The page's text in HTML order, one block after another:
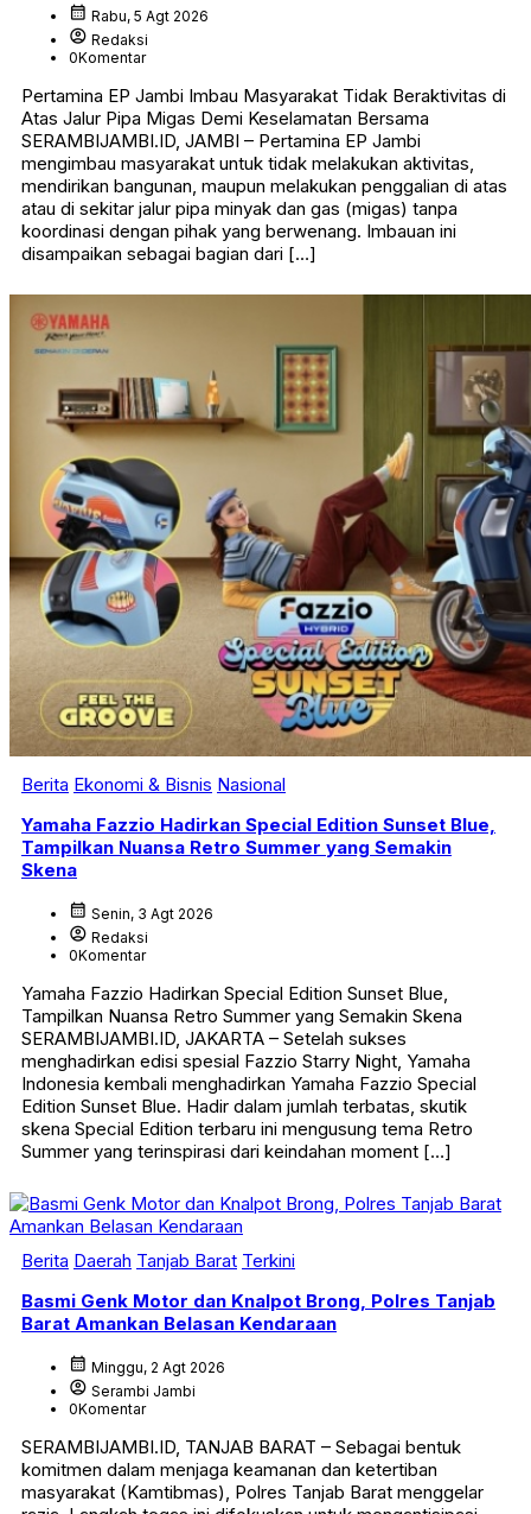
calendar_month Rabu, 5 Agt 2026
account_circle Redaksi
0Komentar
Pertamina EP Jambi Imbau Masyarakat Tidak Beraktivitas di
Atas Jalur Pipa Migas Demi Keselamatan Bersama
SERAMBIJAMBI.ID, JAMBI – Pertamina EP Jambi
mengimbau masyarakat untuk tidak melakukan aktivitas,
mendirikan bangunan, maupun melakukan penggalian di atas
atau di sekitar jalur pipa minyak dan gas (migas) tanpa
koordinasi dengan pihak yang berwenang. Imbauan ini
disampaikan sebagai bagian dari […]
Berita Ekonomi & Bisnis Nasional
Yamaha Fazzio Hadirkan Special Edition Sunset Blue,
Tampilkan Nuansa Retro Summer yang Semakin
Skena
calendar_month Senin, 3 Agt 2026
account_circle Redaksi
0Komentar
Yamaha Fazzio Hadirkan Special Edition Sunset Blue,
Tampilkan Nuansa Retro Summer yang Semakin Skena
SERAMBIJAMBI.ID, JAKARTA – Setelah sukses
menghadirkan edisi spesial Fazzio Starry Night, Yamaha
Indonesia kembali menghadirkan Yamaha Fazzio Special
Edition Sunset Blue. Hadir dalam jumlah terbatas, skutik
skena Special Edition terbaru ini mengusung tema Retro
Summer yang terinspirasi dari keindahan moment […]
Berita Daerah Tanjab Barat Terkini
Basmi Genk Motor dan Knalpot Brong, Polres Tanjab
Barat Amankan Belasan Kendaraan
calendar_month Minggu, 2 Agt 2026
account_circle Serambi Jambi
0Komentar
SERAMBIJAMBI.ID, TANJAB BARAT – Sebagai bentuk
komitmen dalam menjaga keamanan dan ketertiban
masyarakat (Kamtibmas), Polres Tanjab Barat menggelar